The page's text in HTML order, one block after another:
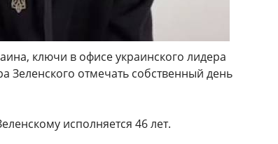
ключи в офисе украинского лидера
Зеленского отмечать собственный день
исполняется 46 лет.